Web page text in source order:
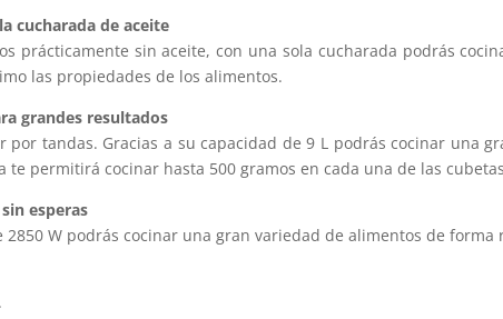
cucharada de aceite
prácticamente sin aceite, con una sola cucharada podrás
las propiedades de los alimentos.
grandes resultados
por tandas. Gracias a su capacidad de 9 L podrás cocinar una
te permitirá cocinar hasta 500 gramos en cada una de las
esperas
2850 W podrás cocinar una gran variedad de alimentos de